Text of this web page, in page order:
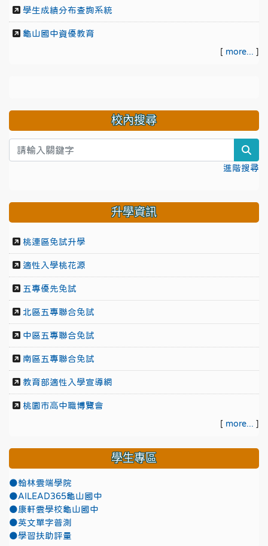
學生成績分布查詢系統
龜山國中資優教育
[ more... ]
校內搜尋
進階搜尋
升學資訊
桃連區免試升學
適性入學桃花源
五專優先免試
北區五專聯合免試
中區五專聯合免試
南區五專聯合免試
教育部適性入學宣導網
桃園市高中職博覽會
[ more... ]
學生專區
●翰林雲端學院
●AILEAD365龜山國中
●康軒雲學校龜山國中
●英文單字普測
●學習扶助評量